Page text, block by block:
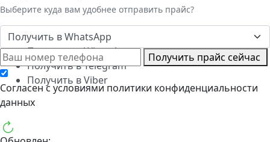
Выберите куда вам удобнее отправить прайс?
Получить в WhatsApp
Получить в WhatsApp
Получить в Telegram
Получить в Viber
Получить прайс сейчас
Cогласен с условиямиполитики конфиденциальности
данных